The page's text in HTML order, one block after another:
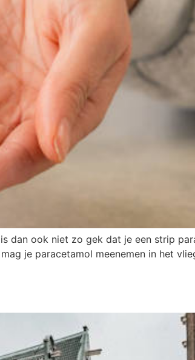
dan ook niet zo gek dat je een strip
je paracetamol meenemen in het